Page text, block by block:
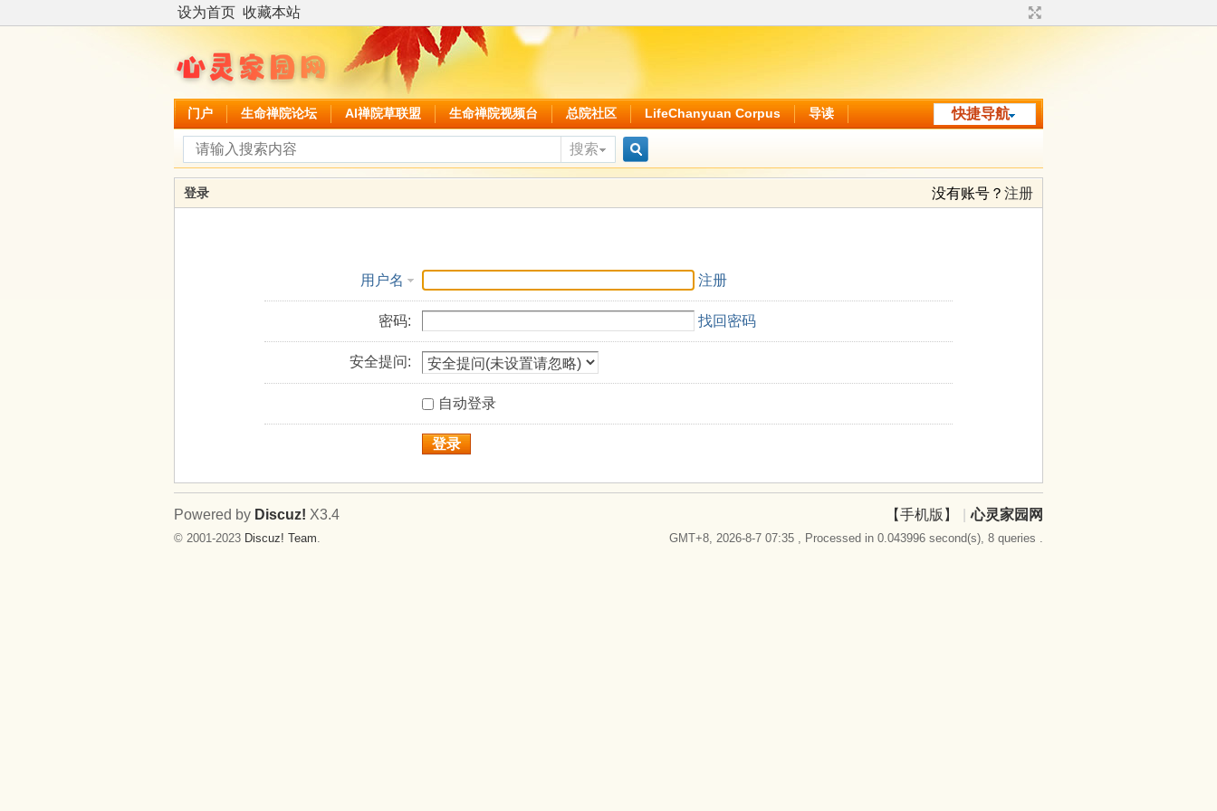
设为首页 收藏本站
快捷导航
门户 生命禅院论坛 AI禅院草联盟 生命禅院视频台 总院社区 LifeChanyuan Corpus 导读
搜索
搜
没有账号？ 注册
登录
用户名 注册
密码: 找回密码
安全提问:
自动登录
登录
【手机版】 心灵家园网
GMT+8, 2026-8-7 07:35 , Processed in 0.043996 second(s), 8 queries .
Powered by Discuz! X3.4
© 2001-2023 Discuz! Team.